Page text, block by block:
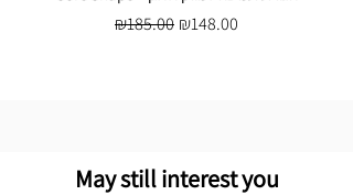
Regular Price
₪185.00 Sale Price
₪148.00
May still interest you